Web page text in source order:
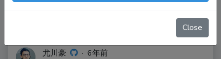
尤川豪 · 6年前
Close